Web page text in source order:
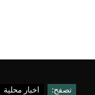
تصفح: اخبار محلية